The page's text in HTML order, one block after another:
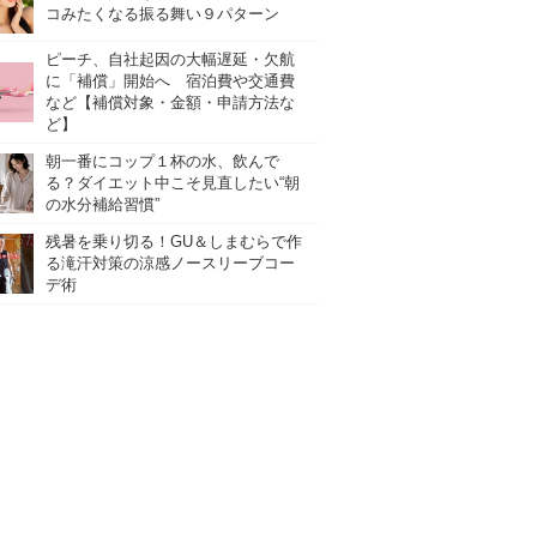
コみたくなる振る舞い９パターン
ピーチ、自社起因の大幅遅延・欠航
に「補償」開始へ 宿泊費や交通費
など【補償対象・金額・申請方法な
ど】
朝一番にコップ１杯の水、飲んで
る？ダイエット中こそ見直したい“朝
の水分補給習慣”
残暑を乗り切る！GU＆しまむらで作
る滝汗対策の涼感ノースリーブコー
デ術